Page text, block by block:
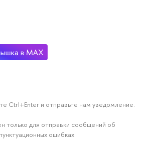
Ctrl+Enter и отправьте нам уведомление.
только для отправки сообщений об
ошибках.